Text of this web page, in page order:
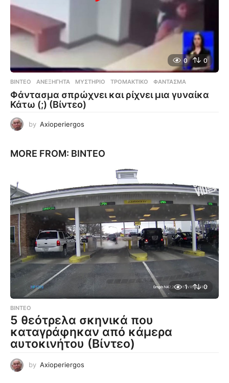
0 0
ΒΊΝΤΕΟ ΑΝΕΞΉΓΗΤΑ ,ΜΥΣΤΉΡΙΟ ,ΤΡΟΜΑΚΤΙΚΌ ,ΦΆΝΤΑΣΜΑ
Φάντασμα σπρώχνει και ρίχνει μια γυναίκα
Κάτω (;) (Βίντεο)
by Axioperiergos
MORE FROM: ΒΊΝΤΕΟ
1 0
ΒΊΝΤΕΟ
5 θεότρελα σκηνικά που
καταγράφηκαν από κάμερα
αυτοκινήτου (Βίντεο)
by Axioperiergos